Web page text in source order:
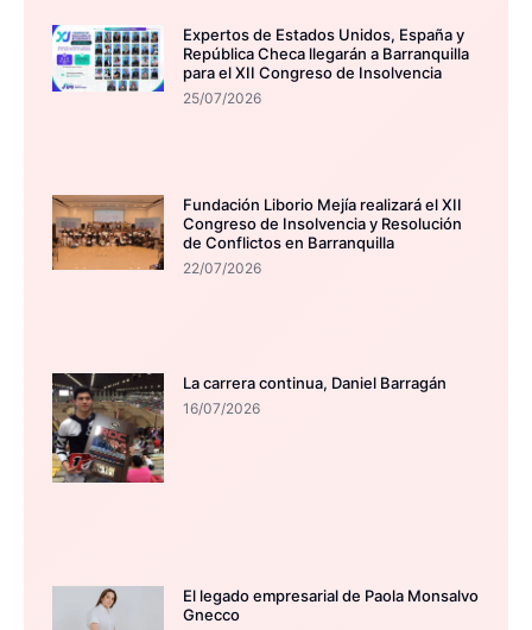
Expertos de Estados Unidos, España y
República Checa llegarán a Barranquilla
para el XII Congreso de Insolvencia
25/07/2026
Fundación Liborio Mejía realizará el XII
Congreso de Insolvencia y Resolución
de Conflictos en Barranquilla
22/07/2026
La carrera continua, Daniel Barragán
16/07/2026
El legado empresarial de Paola Monsalvo
Gnecco